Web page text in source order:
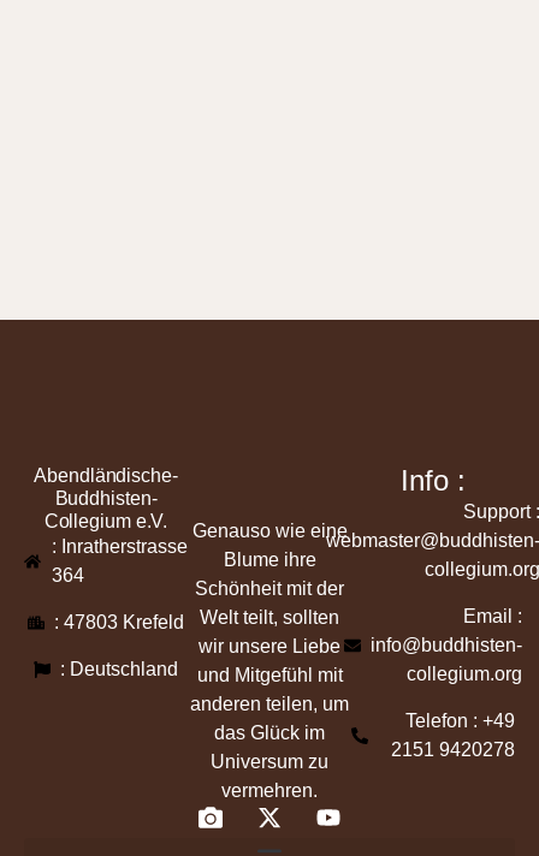
Abendländische-
Buddhisten-
Collegium e.V.
: Inratherstrasse
364
: 47803 Krefeld
: Deutschland
Genauso wie eine
Blume ihre
Schönheit mit der
Welt teilt, sollten
wir unsere Liebe
und Mitgefühl mit
anderen teilen, um
das Glück im
Universum zu
vermehren.
Info :
Support :
webmaster@buddhisten-
collegium.org
Email :
info@buddhisten-
collegium.org
Telefon : +49
2151 9420278